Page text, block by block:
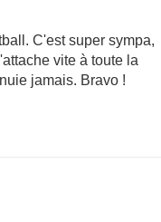
C'est super sympa,
vite à toute la
jamais. Bravo !